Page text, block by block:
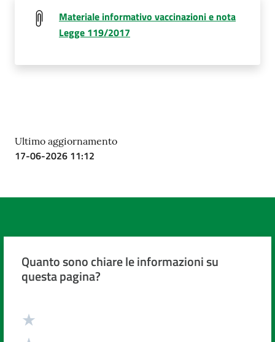
Materiale informativo vaccinazioni e nota
Legge 119/2017
Ultimo aggiornamento
17-06-2026 11:12
Quanto sono chiare le informazioni su
questa pagina?